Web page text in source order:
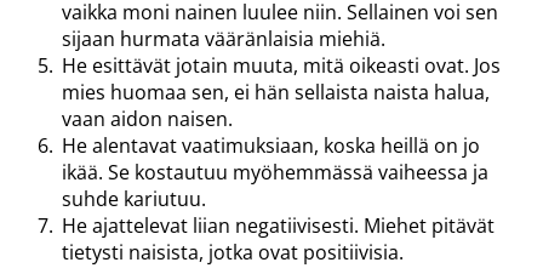
vaikka moni nainen luulee niin. Sellainen voi sen
sijaan hurmata vääränlaisia miehiä.
He esittävät jotain muuta, mitä oikeasti ovat. Jos
mies huomaa sen, ei hän sellaista naista halua,
vaan aidon naisen.
He alentavat vaatimuksiaan, koska heillä on jo
ikää. Se kostautuu myöhemmässä vaiheessa ja
suhde kariutuu.
He ajattelevat liian negatiivisesti. Miehet pitävät
tietysti naisista, jotka ovat positiivisia.